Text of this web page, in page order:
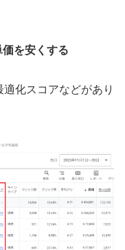
を安くする
化スコアなどがあり